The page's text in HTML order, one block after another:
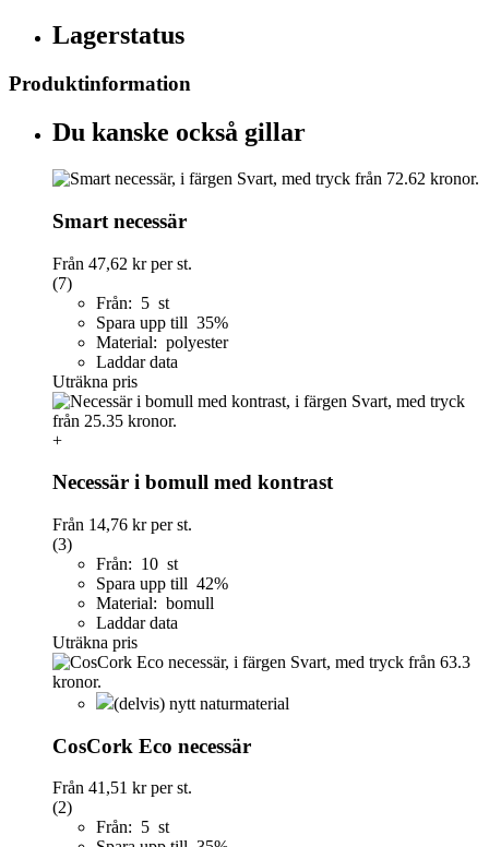
Lagerstatus
Produktinformation
Du kanske också gillar
Smart necessär
Från 47,62 krper st.
(7)
Från: 5 st
Spara upp till 35%
Material: polyester
Laddar data
Uträkna pris
+
Necessär i bomull med kontrast
Från 14,76 krper st.
(3)
Från: 10 st
Spara upp till 42%
Material: bomull
Laddar data
Uträkna pris
(delvis) nytt naturmaterial
CosCork Eco necessär
Från 41,51 krper st.
(2)
Från: 5 st